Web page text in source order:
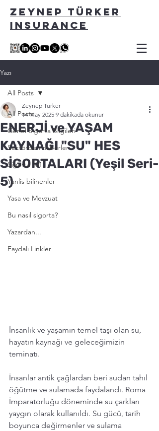
ZEYNEP TÜRKER
INSURANCE
Yazı
All Posts
Genel Sigorta Bilgileri
Sektörden haberler
Sigorta 101
Yanlis bilinenler
Yasa ve Mevzuat
Bu nasıl sigorta?
Yazardan...
Faydalı Linkler
All Posts
ENERJİ ve YAŞAM
KAYNAĞI "SU" HES
SİGORTALARI (Yeşil Seri-
5)
Zeynep Turker
14 May 2025 9 dakikada okunur
İnsanlık ve yaşamın temel taşı olan su,
hayatın kaynağı ve geleceğimizin
teminatı.
İnsanlar antik çağlardan beri sudan tahıl
öğütme ve sulamada faydalandı. Roma
İmparatorluğu döneminde su çarkları
yaygın olarak kullanıldı. Su gücü, tarih
boyunca değirmenler ve sulama